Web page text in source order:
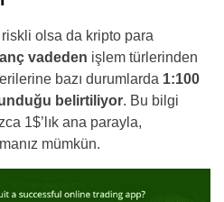
olsa da kripto para
vadeden işlem türlerinden
bazı durumlarda 1:100
belirtiliyor. Bu bilgi
1$’lık ana parayla,
mümkün.